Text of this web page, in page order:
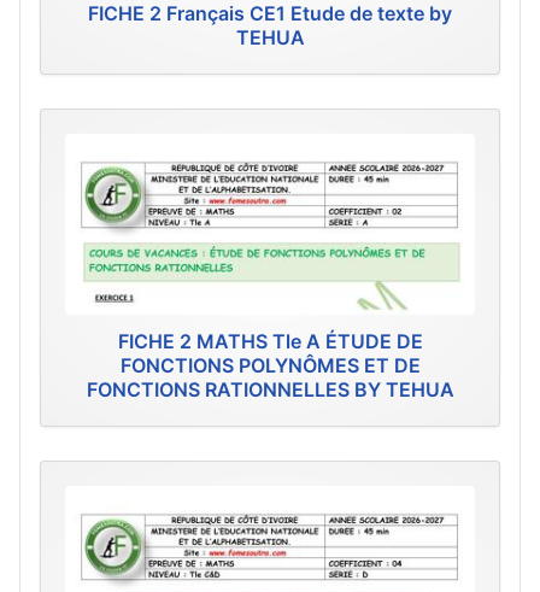
FICHE 2 Français CE1 Etude de texte by
TEHUA
FICHE 2 MATHS Tle A ÉTUDE DE
FONCTIONS POLYNÔMES ET DE
FONCTIONS RATIONNELLES BY TEHUA